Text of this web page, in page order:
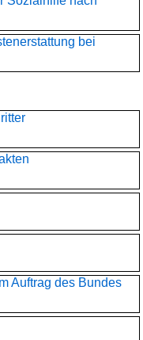
bei
Auftrag des Bundes